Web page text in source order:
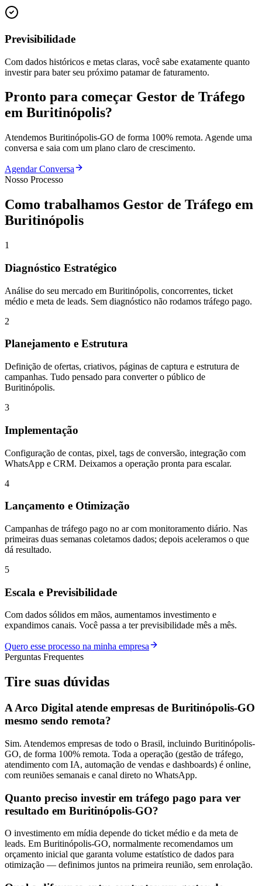
Previsibilidade
Com dados históricos e metas claras, você sabe exatamente quanto
investir para bater seu próximo patamar de faturamento.
Pronto para começar Gestor de Tráfego
em Buritinópolis?
Atendemos Buritinópolis-GO de forma 100% remota. Agende uma
conversa e saia com um plano claro de crescimento.
Agendar Conversa
Nosso Processo
Como trabalhamos Gestor de Tráfego em
Buritinópolis
1
Diagnóstico Estratégico
Análise do seu mercado em Buritinópolis, concorrentes, ticket
médio e meta de leads. Sem diagnóstico não rodamos tráfego pago.
2
Planejamento e Estrutura
Definição de ofertas, criativos, páginas de captura e estrutura de
campanhas. Tudo pensado para converter o público de
Buritinópolis.
3
Implementação
Configuração de contas, pixel, tags de conversão, integração com
WhatsApp e CRM. Deixamos a operação pronta para escalar.
4
Lançamento e Otimização
Campanhas de tráfego pago no ar com monitoramento diário. Nas
primeiras duas semanas coletamos dados; depois aceleramos o que
dá resultado.
5
Escala e Previsibilidade
Com dados sólidos em mãos, aumentamos investimento e
expandimos canais. Você passa a ter previsibilidade mês a mês.
Quero esse processo na minha empresa
Perguntas Frequentes
Tire suas dúvidas
A Arco Digital atende empresas de Buritinópolis-GO
mesmo sendo remota?
Sim. Atendemos empresas de todo o Brasil, incluindo Buritinópolis-
GO, de forma 100% remota. Toda a operação (gestão de tráfego,
atendimento com IA, automação de vendas e dashboards) é online,
com reuniões semanais e canal direto no WhatsApp.
Quanto preciso investir em tráfego pago para ver
resultado em Buritinópolis-GO?
O investimento em mídia depende do ticket médio e da meta de
leads. Em Buritinópolis-GO, normalmente recomendamos um
orçamento inicial que garanta volume estatístico de dados para
otimização — definimos juntos na primeira reunião, sem enrolação.